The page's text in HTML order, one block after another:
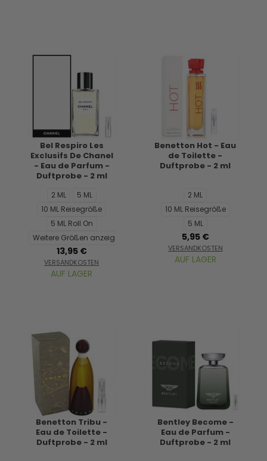
Bel Respiro Les
Exclusifs De Chanel
- Eau de Parfum -
Duftprobe - 2 ml
2 ML
5 ML
10 ML Reisegröße
5 ML Roll On
Weitere Größen anzeigen...
13,95 €
VERSANDKOSTEN
AUF LAGER
Benetton Hot - Eau
de Toilette -
Duftprobe - 2 ml
2 ML
10 ML Reisegröße
5 ML
5,95 €
VERSANDKOSTEN
AUF LAGER
Benetton Tribu -
Eau de Toilette -
Duftprobe - 2 ml
Bentley Become -
Eau de Parfum -
Duftprobe - 2 ml